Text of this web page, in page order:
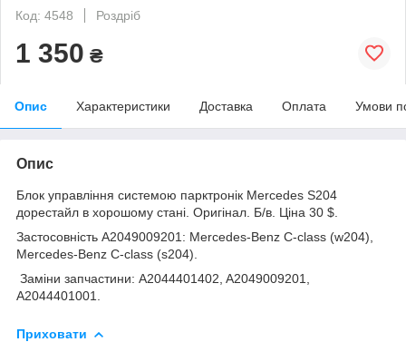
Код: 4548
Роздріб
1 350 ₴
Опис Характеристики Доставка Оплата Умови
Опис
Блок управління системою парктронік Mercedes S204
дорестайл в хорошому стані. Оригінал. Б/в. Ціна 30 $.
Застосовність A2049009201: Mercedes-Benz C-class (w204),
Mercedes-Benz C-class (s204).
Заміни запчастини: A2044401402, A2049009201,
A2044401001.
Приховати